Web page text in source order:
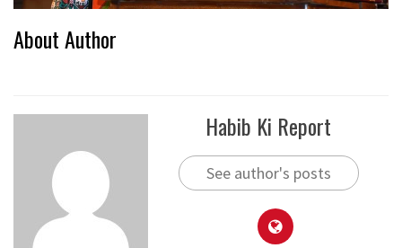
About Author
Habib Ki Report
See author's posts